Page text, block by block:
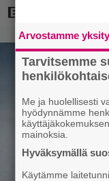
Arvostamme
Tarvitsemme
Me ja huolellisesti
hyödynnämme
mainoksia.
Hyväksymällä
Käytämme